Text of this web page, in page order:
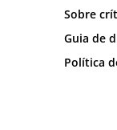
Sobre
Guia de
Política